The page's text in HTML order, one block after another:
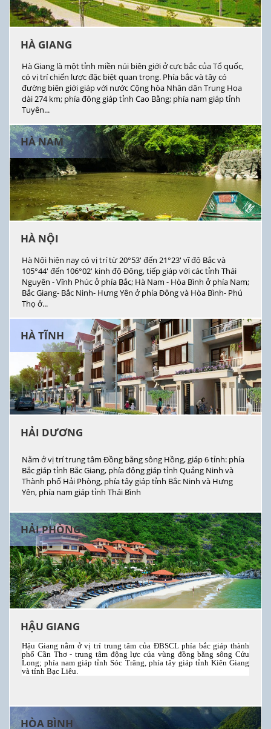
HÀ GIANG
Hà Giang là một tỉnh miền núi biên giới ở cực bắc của Tổ quốc,
có vị trí chiến lược đặc biệt quan trọng. Phía bắc và tây có
đường biên giới giáp với nước Cộng hòa Nhân dân Trung Hoa
dài 274 km; phía đông giáp tỉnh Cao Bằng; phía nam giáp tỉnh
Tuyên...
HÀ NAM
HÀ NỘI
Hà Nội hiện nay có vị trí từ 20°53' đến 21°23' vĩ độ Bắc và
105°44' đến 106°02' kinh độ Đông, tiếp giáp với các tỉnh Thái
Nguyên - Vĩnh Phúc ở phía Bắc; Hà Nam - Hòa Bình ở phía Nam;
Bắc Giang- Bắc Ninh- Hưng Yên ở phía Đông và Hòa Bình- Phú
Thọ ở...
HÀ TĨNH
HẢI DƯƠNG
Nằm ở vị trí trung tâm Đồng bằng sông Hồng, giáp 6 tỉnh: phía
Bắc giáp tỉnh Bắc Giang, phía đông giáp tỉnh Quảng Ninh và
Thành phố Hải Phòng, phía tây giáp tỉnh Bắc Ninh và Hưng
Yên, phía nam giáp tỉnh Thái Bình
HẢI PHÒNG
HẬU GIANG
Hậu Giang nằm ở vị trí trung tâm của ĐBSCL phía bắc giáp thành
phố Cần Thơ - trung tâm động lực của vùng đồng bằng sông Cửu
Long; phía nam giáp tỉnh Sóc Trăng, phía tây giáp tỉnh Kiên Giang
và tỉnh Bạc Liêu.
HÒA BÌNH